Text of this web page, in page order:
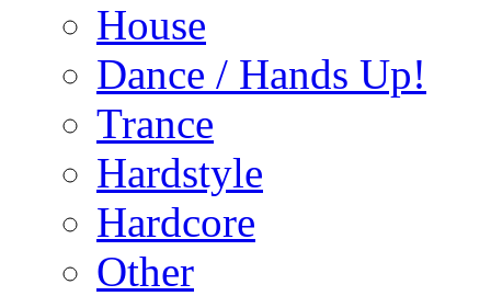
House
Dance / Hands Up!
Trance
Hardstyle
Hardcore
Other